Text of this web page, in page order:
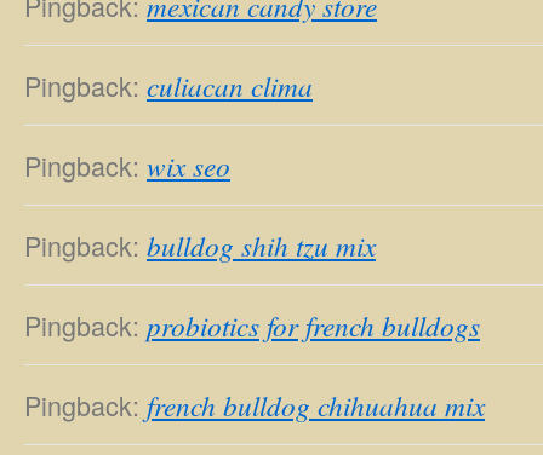
Pingback: culiacan clima
Pingback: wix seo
Pingback: bulldog shih tzu mix
Pingback: probiotics for french bulldogs
Pingback: french bulldog chihuahua mix